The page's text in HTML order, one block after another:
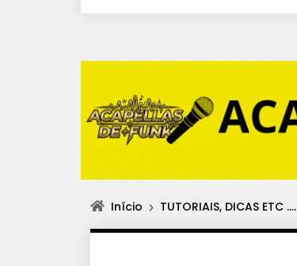
Início TUTORIAIS, DICAS ETC ….